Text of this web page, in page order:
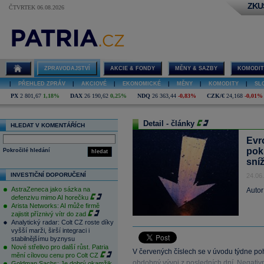
ČTVRTEK 06.08.2026
ZPRAVODAJSTVÍ AKCIE & FONDY MĚNY & SAZBY
PŘEHLED ZPRÁV AKCIOVÉ EKONOMICKÉ MĚNY KOMODITY
PX 2 801,67 1,18% DAX 26 190,62 0,25% NDQ 26 363,44 -0,83% CZK/€ 24,168 -0,01%
HLEDAT V KOMENTÁŘÍCH
hledat
Pokročilé hledání
INVESTIČNÍ DOPORUČENÍ
AstraZeneca jako sázka na
defenzivu mimo AI horečku
Arista Networks: AI může firmě
zajistit příznivý vítr do zad
Analytický radar: Colt CZ roste díky
vyšší marži, širší integraci i
stabilnějšímu byznysu
Nové střelivo pro další růst. Patria
mění cílovou cenu pro Colt CZ
Detail - články
V červených číslech se v úvodu týdne